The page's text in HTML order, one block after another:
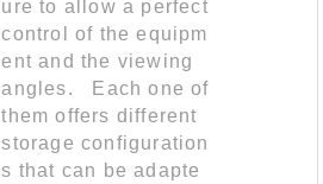
ure to allow a perfect
control of the equipm
ent and the viewing
angles. Each one of
them offers different
storage configuration
s that can be adapte